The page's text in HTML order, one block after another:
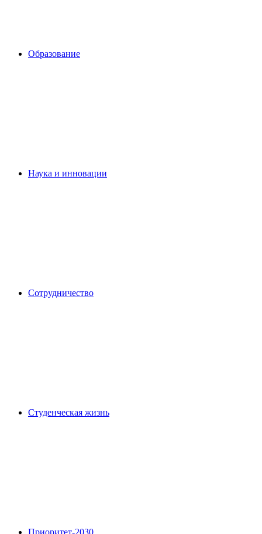
Образование
Наука и инновации
Сотрудничество
Студенческая жизнь
Приоритет-2030